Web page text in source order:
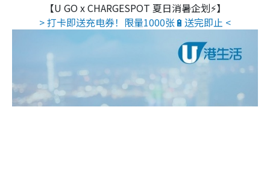
【U GO x CHARGESPOT 夏日消暑企划⚡】
> 打卡即送充电券！限量1000张🔋送完即止 <